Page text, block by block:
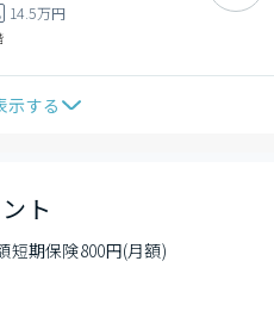
14.5万円
示する
ト
短期保険800円(月額)